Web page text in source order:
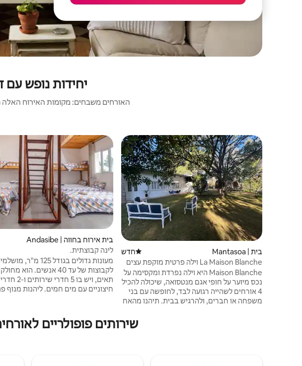
יחידות נופש עם
האורחים משבחים: מקומות האירוח האלה
בית | Mantasoa מקום לינה חדש
חדש
La Maison Blanche וילה פרטית מוקפת עצים
על שפת האגם
Maison Blanche היא וילה נפרדת ומקסימה על
נכס מיוער על חופי אגם מנטסואה, שיכולה להכיל
4 אורחים לשהייה רגועה לבד, לחופשה עם בני
משפחה או חברים, ולהרגיש בבית. תיהנו מהאח
בעצמכם במטבח עם שולחן העבודה הגדול שלו,
בית אירוח בחווה | Andasibe
לינה קבוצתית.
מעונות גדולים בגודל 125 מ"ר,
תאים, ויש בו 5
חיצוניים עם מים חמים. ליהנות מנוף
אחד בלבד מהפארק הלאומי
הבסיס המושלם שממנו ניתן לסייר
שירותים פופולריים